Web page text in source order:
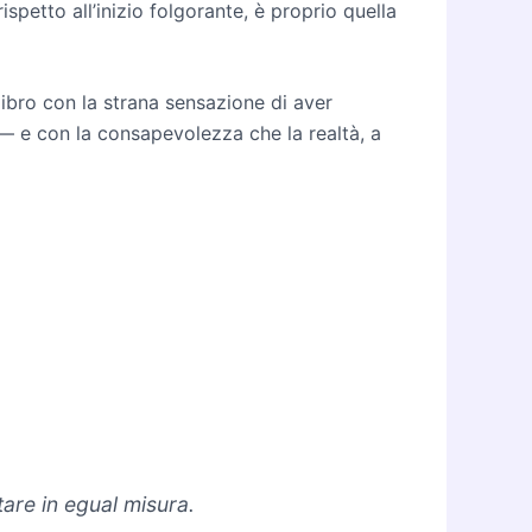
all’inizio folgorante, è proprio quella
con la strana sensazione di aver
e con la consapevolezza che la realtà, a
in egual misura.